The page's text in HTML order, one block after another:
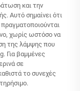
και την
Αυτό σημαίνει ότι
χωρίς ωστόσο να
της λάμψης που
Για βαμμένες
σε
το συνεχές